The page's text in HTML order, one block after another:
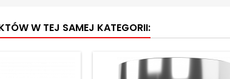
W TEJ SAMEJ KATEGORII: